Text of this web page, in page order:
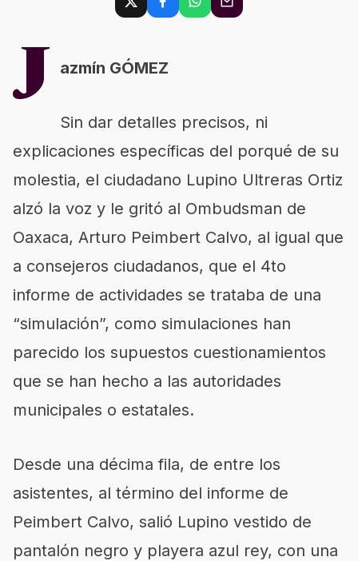
J azmín GÓMEZ
Sin dar detalles precisos, ni
explicaciones específicas del porqué de su
molestia, el ciudadano Lupino Ultreras Ortiz
alzó la voz y le gritó al Ombudsman de
Oaxaca, Arturo Peimbert Calvo, al igual que
a consejeros ciudadanos, que el 4to
informe de actividades se trataba de una
“simulación”, como simulaciones han
parecido los supuestos cuestionamientos
que se han hecho a las autoridades
municipales o estatales.
Desde una décima fila, de entre los
asistentes, al término del informe de
Peimbert Calvo, salió Lupino vestido de
pantalón negro y playera azul rey, con una